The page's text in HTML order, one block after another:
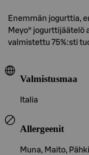
Enemmän jogurttia,
Meyo® jogurttijäätelö
valmistettu 75%:sti
Valmistusmaa
Italia
Allergeenit
Muna, Maito,